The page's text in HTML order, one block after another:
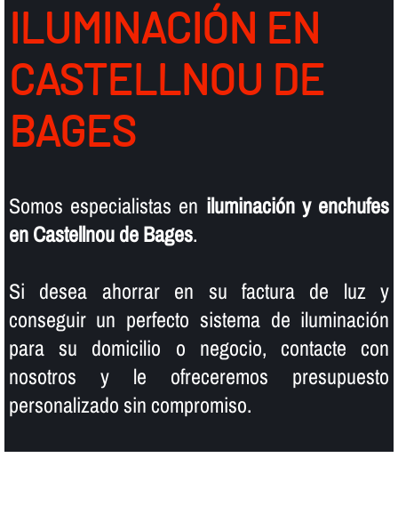
ILUMINACIÓN EN
CASTELLNOU DE
BAGES
Somos especialistas en iluminación y enchufes
en Castellnou de Bages.
Si desea ahorrar en su factura de luz y
conseguir un perfecto sistema de iluminación
para su domicilio o negocio, contacte con
nosotros y le ofreceremos presupuesto
personalizado sin compromiso.